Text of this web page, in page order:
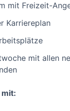
mit Freizeit-
Karriereplan
mit allen
mit: